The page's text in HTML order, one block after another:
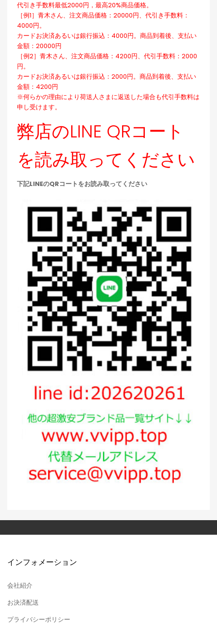
代引き手数料最低2000円，最高20%商品価格。
［例1］青木さん、注文商品価格：20000円、代引き手数料：
4000円。
カードお決済あるいは銀行振込：4000円。商品到着後、支払い
金額：20000円
［例2］青木さん、注文商品価格：4200円、代引手数料：2000
円。
カードお決済あるいは銀行振込：2000円。商品到着後、支払い
金額：4200円
※何らかの理由により荷送人さまに返送した場合も代引手数料は
申し受けます。
弊店のLINE QRコート
を読み取ってください
下記LINEのQRコートをお読み取ってください
インフォメーション
会社紹介
お決済配送
プライバシーポリシー